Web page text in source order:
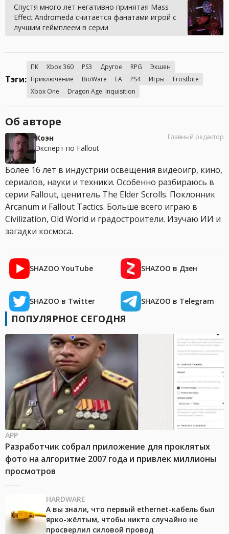
Спустя много лет негативно принятая Mass
Effect Andromeda считается фанатами игрой с
лучшим геймплеем в серии
Тэги:
ПК Xbox 360 PS3 Другое RPG
Экшен
Приключение
BioWare EA PS4 Игры
Frostbite
Xbox One
Dragon Age: Inquisition
Об авторе
Коэн
Эксперт по Fallout
Главный редактор
Более 16 лет в индустрии освещения видеоигр, кино,
сериалов, науки и техники. Особенно разбираюсь в
серии Fallout, ценитель The Elder Scrolls. Поклонник
Arcanum и Fallout Tactics. Больше всего играю в
Civilization, Old World и градостроители. Изучаю ИИ и
загадки космоса.
SHAZOO YouTube SHAZOO в Дзен
SHAZOO в Twitter SHAZOO в Telegram
ПОПУЛЯРНОЕ СЕГОДНЯ
APP
Разработчик собрал приложение для проклятых
фото на алгоритме 2007 года и привлек миллионы
просмотров
HARDWARE
А вы знали, что первый ethernet-кабель был
ярко-жёлтым, чтобы никто случайно не
просверлил силовой провод